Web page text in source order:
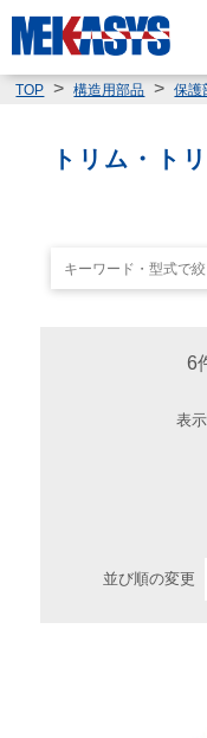
TOP 構造用部品 保護
トリム・ト
6
表
並び順の変更